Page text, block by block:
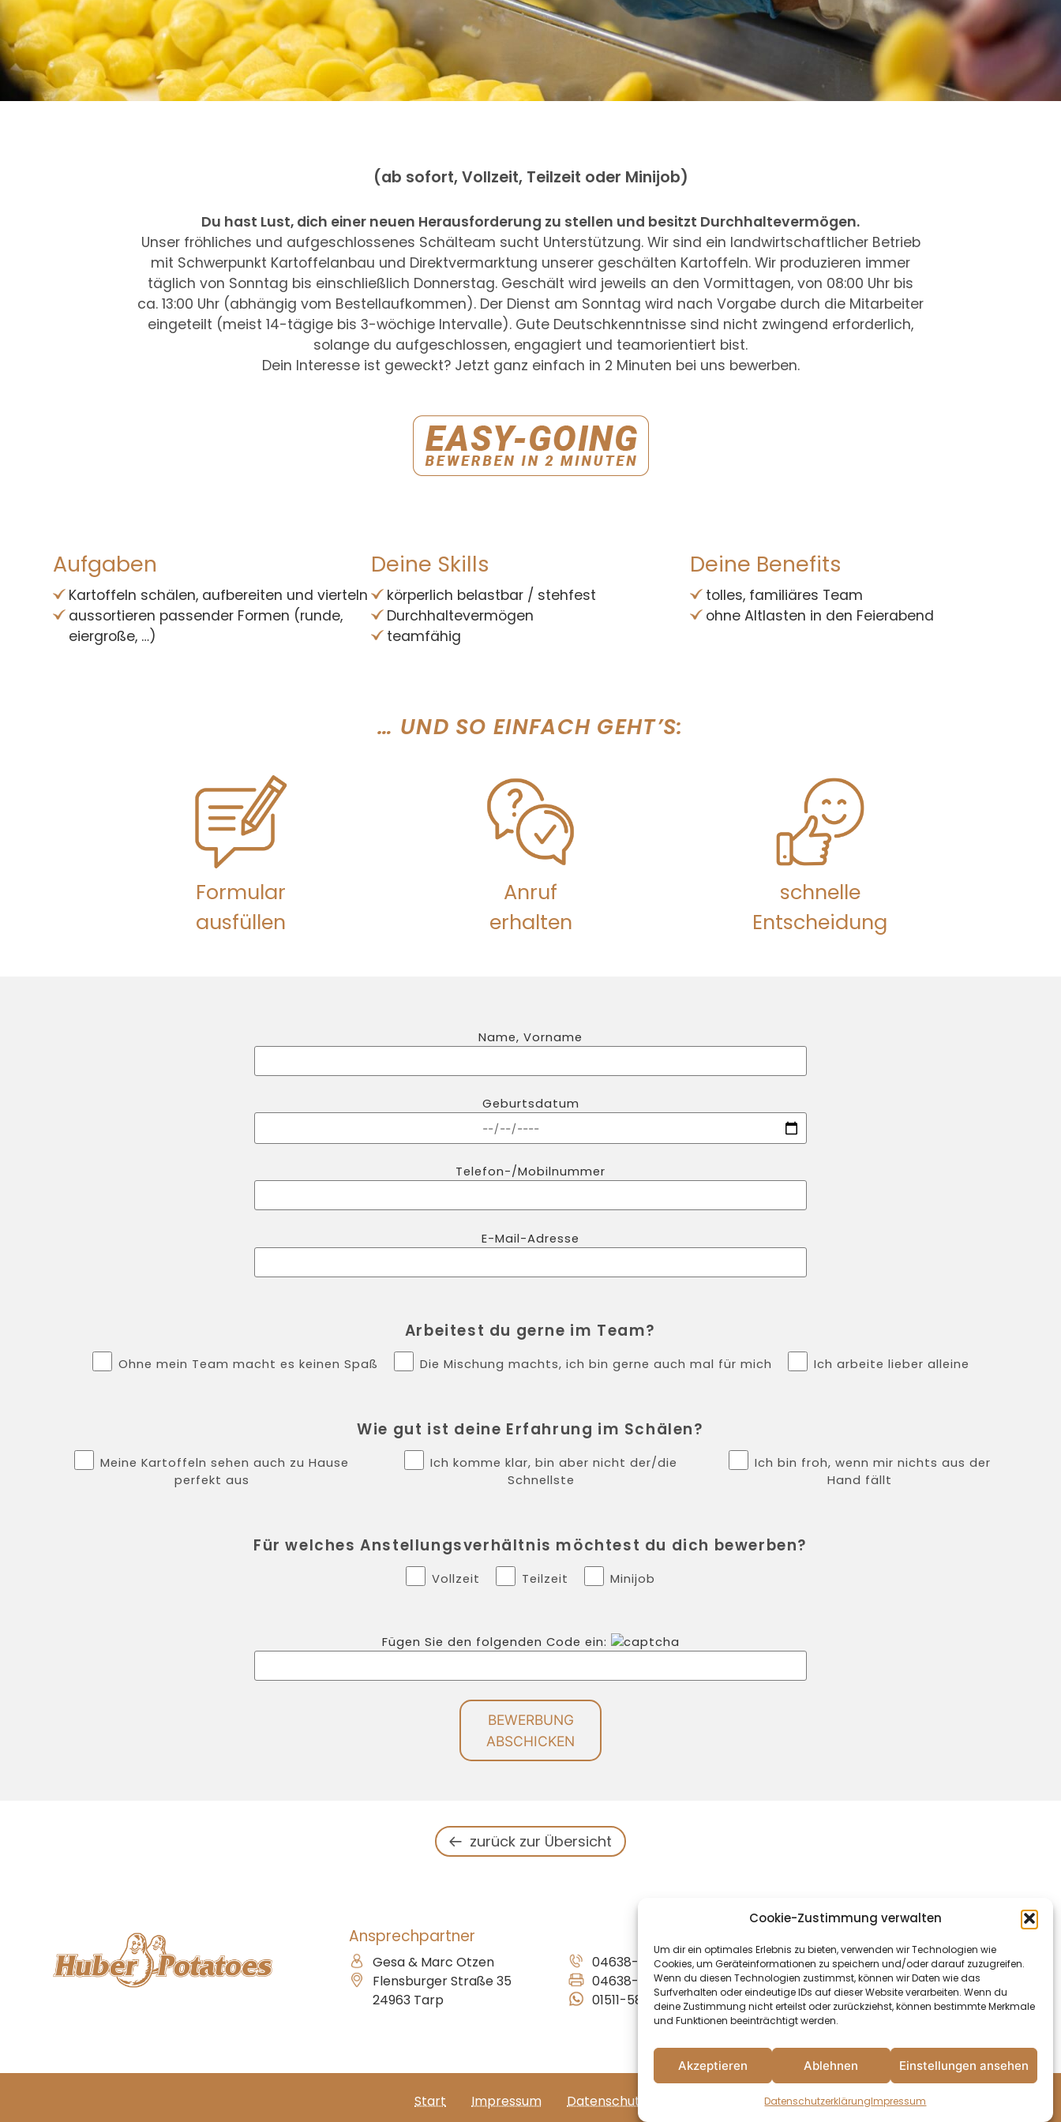
Cookie-Zustimmung verwalten
Um dir ein optimales Erlebnis zu bieten, verwenden wir Technologien wie
Cookies, um Geräteinformationen zu speichern und/oder darauf zuzugreifen.
Wenn du diesen Technologien zustimmst, können wir Daten wie das
Surfverhalten oder eindeutige IDs auf dieser Website verarbeiten. Wenn du
deine Zustimmung nicht erteilst oder zurückziehst, können bestimmte Merkmale
und Funktionen beeinträchtigt werden.
Akzeptieren Ablehnen Einstellungen ansehen
DatenschutzerklärungImpressum
(ab sofort, Vollzeit, Teilzeit oder Minijob)
Du hast Lust, dich einer neuen Herausforderung zu stellen und besitzt Durchhaltevermögen.
Unser fröhliches und aufgeschlossenes Schälteam sucht Unterstützung. Wir sind ein landwirtschaftlicher Betrieb
mit Schwerpunkt Kartoffelanbau und Direktvermarktung unserer geschälten Kartoffeln. Wir produzieren immer
täglich von Sonntag bis einschließlich Donnerstag. Geschält wird jeweils an den Vormittagen, von 08:00 Uhr bis
ca. 13:00 Uhr (abhängig vom Bestellaufkommen). Der Dienst am Sonntag wird nach Vorgabe durch die Mitarbeiter
eingeteilt (meist 14-tägige bis 3-wöchige Intervalle). Gute Deutschkenntnisse sind nicht zwingend erforderlich,
solange du aufgeschlossen, engagiert und teamorientiert bist.
Dein Interesse ist geweckt? Jetzt ganz einfach in 2 Minuten bei uns bewerben.
Aufgaben
Kartoffeln schälen, aufbereiten und vierteln
aussortieren passender Formen (runde,
eiergroße, …)
Deine Skills
körperlich belastbar / stehfest
Durchhaltevermögen
teamfähig
Deine Benefits
tolles, familiäres Team
ohne Altlasten in den Feierabend
… UND SO EINFACH GEHT’S:
Formular
ausfüllen
Anruf
erhalten
schnelle
Entscheidung
Name, Vorname
Geburtsdatum
Telefon-/Mobilnummer
E-Mail-Adresse
Arbeitest du gerne im Team?
Ohne mein Team macht es keinen Spaß Die Mischung machts, ich bin gerne auch mal für mich Ich arbeite lieber alleine
Wie gut ist deine Erfahrung im Schälen?
Meine Kartoffeln sehen auch zu Hause
perfekt aus
Ich komme klar, bin aber nicht der/die
Schnellste
Ich bin froh, wenn mir nichts aus der
Hand fällt
Für welches Anstellungsverhältnis möchtest du dich bewerben?
Vollzeit Teilzeit Minijob
Fügen Sie den folgenden Code ein:
Bitte lasse dieses Feld leer.
zurück zur Übersicht
Ansprechpartner
Gesa & Marc Otzen
Flensburger Straße 35
24963 Tarp
04638-89 84 15
04638-89 84 16
01511-582 40 56
info@huber-potatoes.de
huber-potatoes.de
Start Impressum Datenschutz